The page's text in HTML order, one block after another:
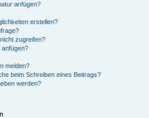
anfügen?
erstellen?
zugreifen?
anfügen?
melden?
beim Schreiben eines Beitrags?
werden?